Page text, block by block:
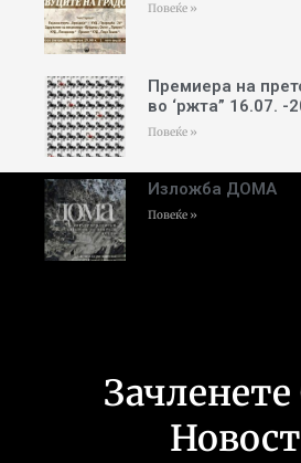
Повеќе »
Премиера на
во ‘ржта” 16.07. -
Повеќе »
Изложба ДОМА
Повеќе »
Зачленете